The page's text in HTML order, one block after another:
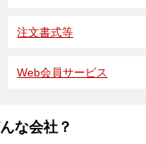
注文書式等
Web会員サービス
な会社？